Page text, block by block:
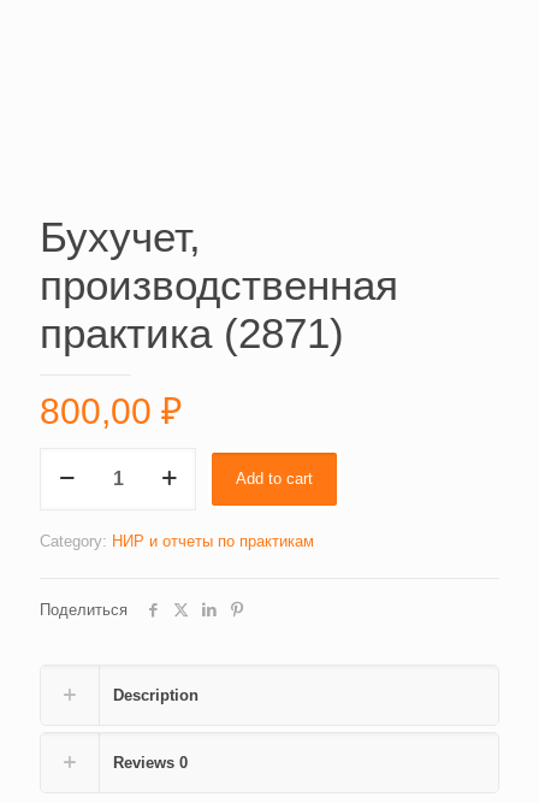
Бухучет,
производственная
практика (2871)
800,00 ₽
производственная
(2871)
Add to cart
Category: НИР и отчеты по практикам
Поделиться
Description
Reviews 0